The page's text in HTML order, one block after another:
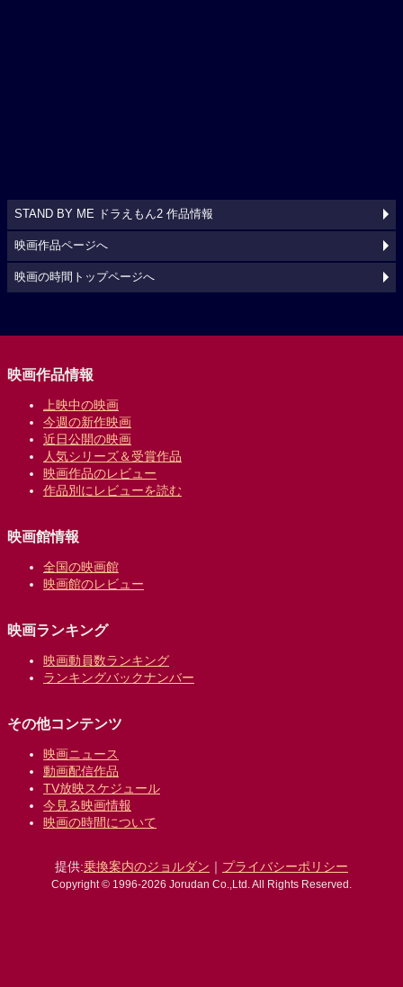
STAND BY ME ドラえもん2 作品情報
映画作品ページへ
映画の時間トップページへ
映画作品情報
上映中の映画
今週の新作映画
近日公開の映画
人気シリーズ＆受賞作品
映画作品のレビュー
作品別にレビューを読む
映画館情報
全国の映画館
映画館のレビュー
映画ランキング
映画動員数ランキング
ランキングバックナンバー
その他コンテンツ
映画ニュース
動画配信作品
TV放映スケジュール
今見る映画情報
映画の時間について
提供:乗換案内のジョルダン ｜ プライバシーポリシー
Copyright © 1996-2026 Jorudan Co.,Ltd. All Rights Reserved.